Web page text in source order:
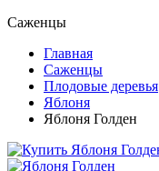
Саженцы
Главная
Саженцы
Плодовые деревья
Яблоня
Яблоня Голден